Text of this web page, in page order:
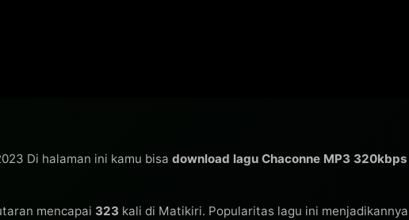
Di halaman ini kamu bisa download lagu Chaconne MP3 320kbps
mencapai 323 kali di Matikiri. Popularitas lagu ini